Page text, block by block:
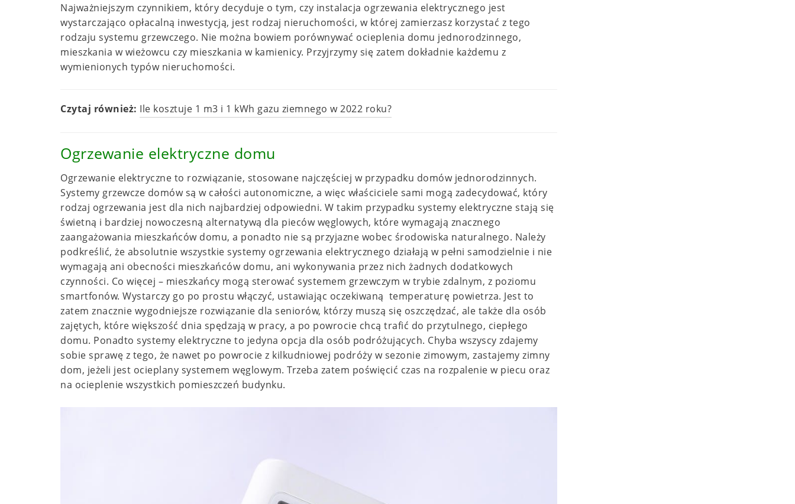
Najważniejszym czynnikiem, który decyduje o tym, czy instalacja ogrzewania elektrycznego jest
wystarczająco opłacalną inwestycją, jest rodzaj nieruchomości, w której zamierzasz korzystać z tego
rodzaju systemu grzewczego. Nie można bowiem porównywać ocieplenia domu jednorodzinnego,
mieszkania w wieżowcu czy mieszkania w kamienicy. Przyjrzymy się zatem dokładnie każdemu z
wymienionych typów nieruchomości.
Czytaj również: Ile kosztuje 1 m3 i 1 kWh gazu ziemnego w 2022 roku?
Ogrzewanie elektryczne domu
Ogrzewanie elektryczne to rozwiązanie, stosowane najczęściej w przypadku domów jednorodzinnych.
Systemy grzewcze domów są w całości autonomiczne, a więc właściciele sami mogą zadecydować, który
rodzaj ogrzewania jest dla nich najbardziej odpowiedni. W takim przypadku systemy elektryczne stają się
świetną i bardziej nowoczesną alternatywą dla pieców węglowych, które wymagają znacznego
zaangażowania mieszkańców domu, a ponadto nie są przyjazne wobec środowiska naturalnego. Należy
podkreślić, że absolutnie wszystkie systemy ogrzewania elektrycznego działają w pełni samodzielnie i nie
wymagają ani obecności mieszkańców domu, ani wykonywania przez nich żadnych dodatkowych
czynności. Co więcej – mieszkańcy mogą sterować systemem grzewczym w trybie zdalnym, z poziomu
smartfonów. Wystarczy go po prostu włączyć, ustawiając oczekiwaną temperaturę powietrza. Jest to
zatem znacznie wygodniejsze rozwiązanie dla seniorów, którzy muszą się oszczędzać, ale także dla osób
zajętych, które większość dnia spędzają w pracy, a po powrocie chcą trafić do przytulnego, ciepłego
domu. Ponadto systemy elektryczne to jedyna opcja dla osób podróżujących. Chyba wszyscy zdajemy
sobie sprawę z tego, że nawet po powrocie z kilkudniowej podróży w sezonie zimowym, zastajemy zimny
dom, jeżeli jest ocieplany systemem węglowym. Trzeba zatem poświęcić czas na rozpalenie w piecu oraz
na ocieplenie wszystkich pomieszczeń budynku.